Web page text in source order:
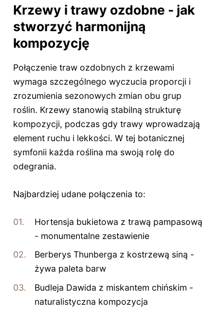
Krzewy i trawy ozdobne - jak
stworzyć harmonijną
kompozycję
Połączenie traw ozdobnych z krzewami
wymaga szczególnego wyczucia proporcji i
zrozumienia sezonowych zmian obu grup
roślin. Krzewy stanowią stabilną strukturę
kompozycji, podczas gdy trawy wprowadzają
element ruchu i lekkości. W tej botanicznej
symfonii każda roślina ma swoją rolę do
odegrania.
Najbardziej udane połączenia to:
Hortensja bukietowa z trawą pampasową
- monumentalne zestawienie
Berberys Thunberga z kostrzewą siną -
żywa paleta barw
Budleja Dawida z miskantem chińskim -
naturalistyczna kompozycja